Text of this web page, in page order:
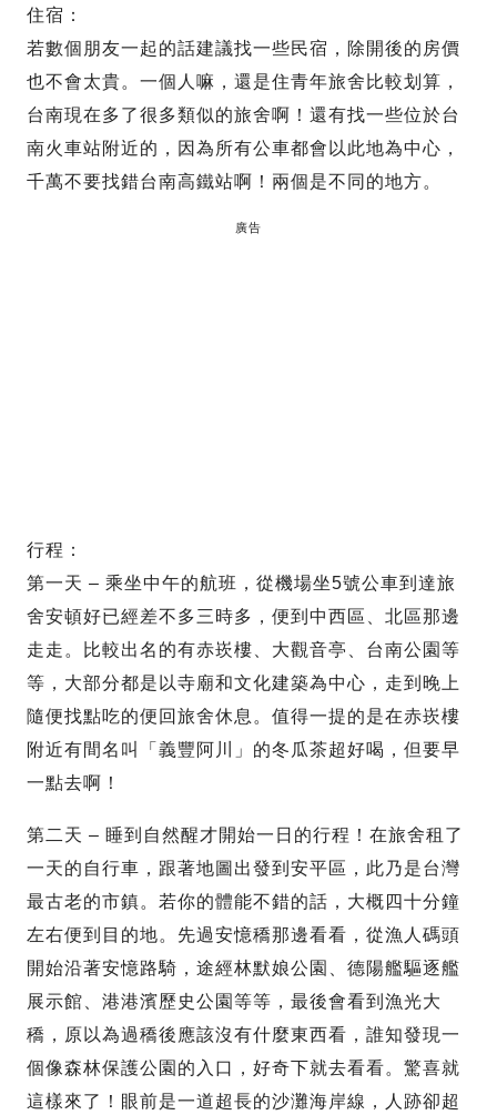
住宿：
若數個朋友一起的話建議找一些民宿，除開後的房價
也不會太貴。一個人嘛，還是住青年旅舍比較划算，
台南現在多了很多類似的旅舍啊！還有找一些位於台
南火車站附近的，因為所有公車都會以此地為中心，
千萬不要找錯台南高鐵站啊！兩個是不同的地方。
廣告
行程：
第一天 – 乘坐中午的航班，從機場坐5號公車到達旅
舍安頓好已經差不多三時多，便到中西區、北區那邊
走走。比較出名的有赤崁樓、大觀音亭、台南公園等
等，大部分都是以寺廟和文化建築為中心，走到晚上
隨便找點吃的便回旅舍休息。值得一提的是在赤崁樓
附近有間名叫「義豐阿川」的冬瓜茶超好喝，但要早
一點去啊！
第二天 – 睡到自然醒才開始一日的行程！在旅舍租了
一天的自行車，跟著地圖出發到安平區，此乃是台灣
最古老的市鎮。若你的體能不錯的話，大概四十分鐘
左右便到目的地。先過安憶穚那邊看看，從漁人碼頭
開始沿著安憶路騎，途經林默娘公園、德陽艦驅逐艦
展示館、港港濱歷史公園等等，最後會看到漁光大
穚，原以為過穚後應該沒有什麼東西看，誰知發現一
個像森林保護公園的入口，好奇下就去看看。驚喜就
這樣來了！眼前是一道超長的沙灘海岸線，人跡卻超